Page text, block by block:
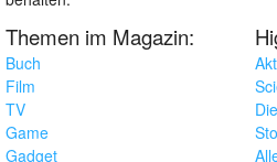
Themen im Magazin:
Buch
Film
TV
Game
Gadget